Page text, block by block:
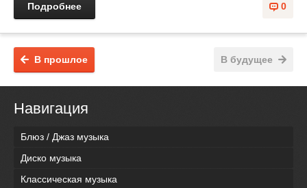
0
Подробнее
В будущее
В прошлое
Навигация
Блюз / Джаз музыка
Диско музыка
Классическая музыка